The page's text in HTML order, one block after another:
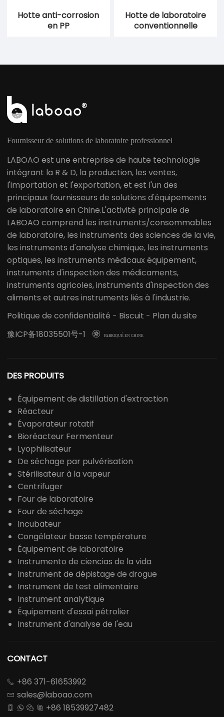
Hotte anti-corrosion
en PP
Hotte de laboratoire
conventionnelle
Fournisseur de solutions de laboratoire professionnel
LABOAO est une entreprise de haute technologie
intégrant la R & D, la production, les ventes,
l'importation et l'exportation, et est l'un des
principaux fournisseurs de solutions d'équipements
de laboratoire en Chine.L'activité principale de
LABOAO comprend les instruments/consommables
de laboratoire, les instruments des sciences de la vie,
les instruments d'analyse chimique, les instruments
optiques, les instruments médicaux équipement,
instruments d'inspection des médicaments,
instruments agricoles, instruments d'inspection des
aliments et autres instruments liés à l'industrie.
Politique de confidentialité - Biscuit - Plan du site
豫ICP备18035501号-1
 FABRIQUÉ EN CHINE
DES PRODUITS
Équipement de distillation d'extraction
Réacteur
Évaporateur rotatif
Bioréacteur Fermenteur
Lyophilisateur
De séchage par pulvérisation
Stérilisateur à la vapeur
Centrifuger
Four de laboratoire
Four de séchage
Incubateur
Congélateur basse température
Équipement de laboratoire
Instrumento de ciencias de la vida
Instrument de dépistage de drogue
Instrument de test alimentaire
Instrument analytique
Équipement d'essai pétrolier
Instrument d'analyse de l'eau
CONTACT
 +86 371-61653992
 sales@laboao.com
    +86 18539927482